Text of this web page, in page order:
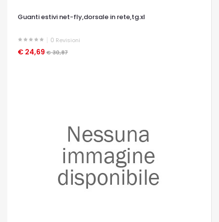
Guanti estivi net-fly,dorsale in rete,tg.xl
0 Revisioni
€ 24,69 € 30,87
OCCHIATA VELOCE